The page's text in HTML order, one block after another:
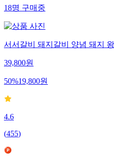
18명구매중
서서갈비 돼지갈비 양념 돼지
39,800원
50%19,800원
4.6
(455)